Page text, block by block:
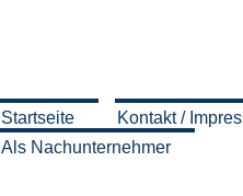
Startseite Kontakt /
Als Nachunternehmer